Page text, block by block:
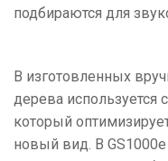
подбираются для
В изготовленных
дерева
который
новый вид. В